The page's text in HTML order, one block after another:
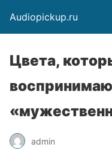
Audiopickup.ru
Цвета,
admin